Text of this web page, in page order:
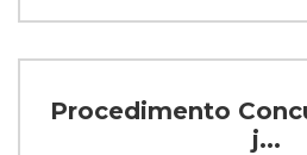
Procedimento
j...